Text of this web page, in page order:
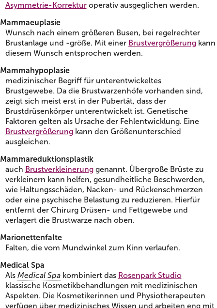
Asymmetrie-Korrekturoperativ ausgeglichen werden.
Mammaeuplasie
Wunsch nach einem größeren Busen, bei regelrechter
Brustanlage und -größe. Mit einer Brustvergrößerungkann
diesem Wunsch entsprochen werden.
Mammahypoplasie
medizinischer Begriff für unterentwickeltes
Brustgewebe. Da die Brustwarzenhöfe vorhanden sind,
zeigt sich meist erst in der Pubertät, dass der
Brustdrüsenkörper unterentwickelt ist. Genetische
Faktoren gelten als Ursache der Fehlentwicklung. Eine
Brustvergrößerungkann den Größenunterschied
ausgleichen.
Mammareduktionsplastik
auch Brustverkleinerunggenannt. Übergroße Brüste zu
verkleinern kann helfen, gesundheitliche Beschwerden,
wie Haltungsschäden, Nacken- und Rückenschmerzen
oder eine psychische Belastung zu reduzieren. Hierfür
entfernt der Chirurg Drüsen- und Fettgewebe und
verlagert die Brustwarze nach oben.
Marionettenfalte
Falten, die vom Mundwinkel zum Kinn verlaufen.
Medical Spa
Als Medical Spakombiniert das Rosenpark Studio
klassische Kosmetikbehandlungen mit medizinischen
Aspekten. Die Kosmetikerinnen und Physiotherapeuten
verfügen über medizinisches Wissen und arbeiten eng mit